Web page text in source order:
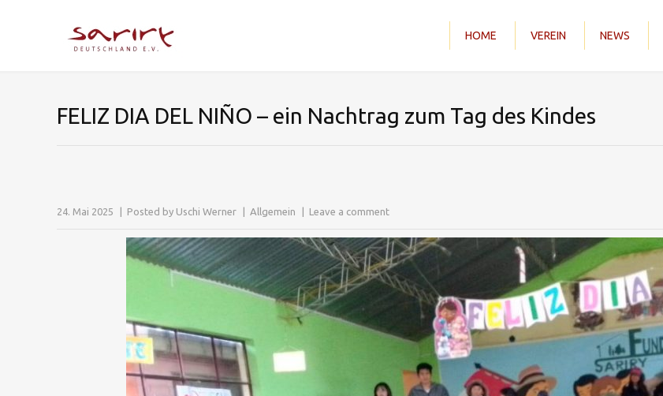
HOME VEREIN NEWS
FELIZ DIA DEL NIÑO – ein Nachtrag zum Tag des Kindes
24. Mai 2025 Posted by Uschi Werner Allgemein Leave a comment